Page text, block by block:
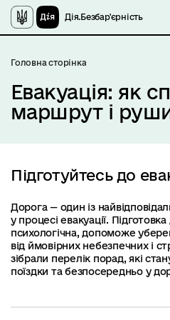
Дія.Безбар'єрність
Головна сторінка
Евакуація: як
маршрут і
Підготуйтесь до
Дорога — один із
у процесі евакуації.
психологічна, допоможе
від ймовірних небезпечних і
зібрали перелік порад, які
поїздки та безпосередньо у